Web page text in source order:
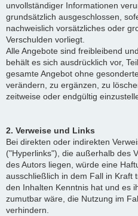
unvollständiger Informationen
grundsätzlich ausgeschlossen,
nachweislich vorsätzliches oder
Verschulden vorliegt.
Alle Angebote sind freibleibend
behält es sich ausdrücklich vor,
gesamte Angebot ohne
verändern, zu ergänzen, zu
zeitweise oder endgültig
2. Verweise und Links
Bei direkten oder indirekten
("Hyperlinks"), die außerhalb des
des Autors liegen, würde eine
ausschließlich in dem Fall in Kraft
den Inhalten Kenntnis hat und es
zumutbar wäre, die Nutzung im
verhindern.